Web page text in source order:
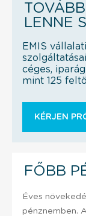
LENNE
EMIS
céges,
mint 125
KÉRJEN
FŐBB
Éves
pénznemben.